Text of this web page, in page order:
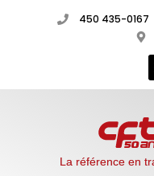
450 435-0167
La référence en